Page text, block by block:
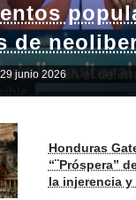
de
29 junio 2026
Honduras
“¨Próspera”
la injerencia